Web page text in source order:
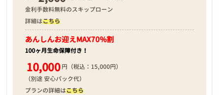
金利手数料無料のスキップローン
詳細はこちら
あんしんお迎えMAX70%割
100ヶ月生命保障付き！
10,000 円（税込：15,000円）
（別途 安心パック代）
プランの詳細はこちら